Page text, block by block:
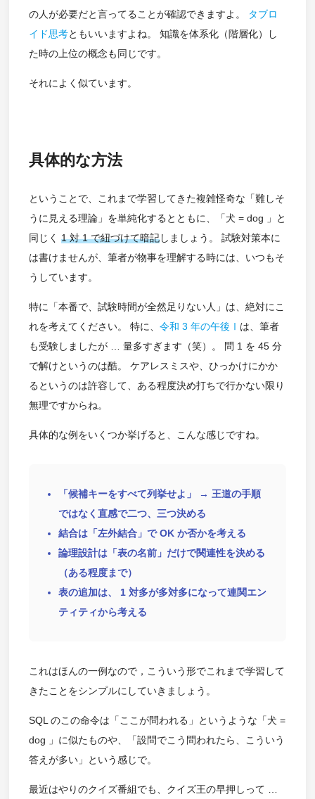
の人が必要だと言ってることが確認できますよ。
タブロ
イド思考ともいいますよね。 知識を体系化（階層化）し
た時の上位の概念も同じです。
それによく似ています。
具体的な方法
ということで、これまで学習してきた複雑怪奇な「難しそ
うに見える理論」を単純化するとともに、「犬 = dog 」と
同じく 1 対 1 で紐づけて暗記しましょう。 試験対策本に
は書けませんが、筆者が物事を理解する時には、いつもそ
うしています。
特に「本番で、試験時間が全然足りない人」は、絶対にこ
れを考えてください。 特に、 令和 3 年の午後Ⅰ は、筆者
も受験しましたが … 量多すぎます（笑）。 問 1 を 45 分
で解けというのは酷。 ケアレスミスや、ひっかけにかか
るというのは許容して、ある程度決め打ちで行かない限り
無理ですからね。
具体的な例をいくつか挙げると、こんな感じですね。
「候補キーをすべて列挙せよ」 → 王道の手順
ではなく直感で二つ、三つ決める
結合は「左外結合」で OK か否かを考える
論理設計は「表の名前」だけで関連性を決める
（ある程度まで）
表の追加は、 1 対多が多対多になって連関エン
ティティから考える
これはほんの一例なので，こういう形でこれまで学習して
きたことをシンプルにしていきましょう。
SQL のこの命令は「ここが問われる」というような「犬 =
dog 」に似たものや、「設問でこう問われたら、こういう
答えが多い」という感じで。
最近はやりのクイズ番組でも、クイズ王の早押しって …